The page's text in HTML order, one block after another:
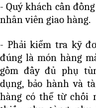
-Quý khách cần
nhân viên giao hàng.
- Phải kiểm tra kỹ
đúng là món hàng
gồm đầy đủ phụ
dụng, bảo hành và
hàng có thể từ chối